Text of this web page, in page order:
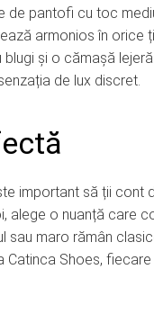
de pantofi cu toc
armonios în
și o cămașă
de lux discret.
important să ții
alege o nuanță care
maro rămân
Catinca Shoes,